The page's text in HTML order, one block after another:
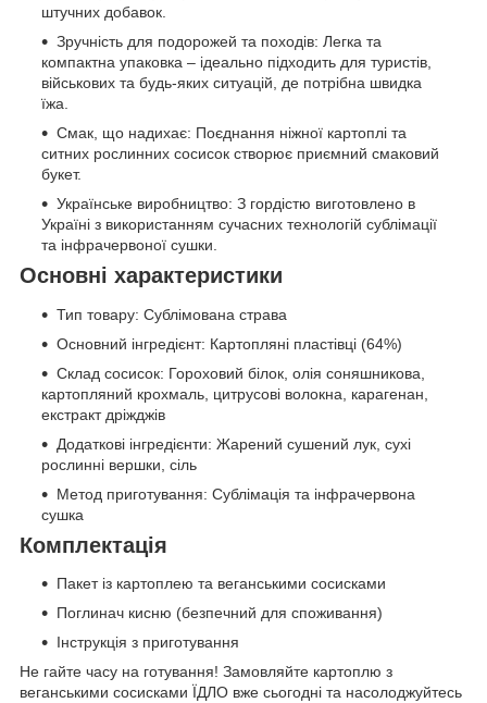
штучних добавок.
Зручність для подорожей та походів: Легка та
компактна упаковка – ідеально підходить для туристів,
військових та будь-яких ситуацій, де потрібна швидка
їжа.
Смак, що надихає: Поєднання ніжної картоплі та
ситних рослинних сосисок створює приємний смаковий
букет.
Українське виробництво: З гордістю виготовлено в
Україні з використанням сучасних технологій сублімації
та інфрачервоної сушки.
Основні характеристики
Тип товару: Сублімована страва
Основний інгредієнт: Картопляні пластівці (64%)
Склад сосисок: Гороховий білок, олія соняшникова,
картопляний крохмаль, цитрусові волокна, карагенан,
екстракт дріжджів
Додаткові інгредієнти: Жарений сушений лук, сухі
рослинні вершки, сіль
Метод приготування: Сублімація та інфрачервона
сушка
Комплектація
Пакет із картоплею та веганськими сосисками
Поглинач кисню (безпечний для споживання)
Інструкція з приготування
Не гайте часу на готування! Замовляйте картоплю з
веганськими сосисками ЇДЛО вже сьогодні та насолоджуйтесь